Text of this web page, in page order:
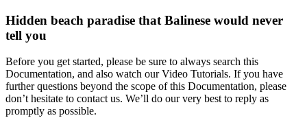
Hidden beach paradise that Balinese would never
tell you
Before you get started, please be sure to always search this
Documentation, and also watch our Video Tutorials. If you have
further questions beyond the scope of this Documentation, please
don’t hesitate to contact us. We’ll do our very best to reply as
promptly as possible.